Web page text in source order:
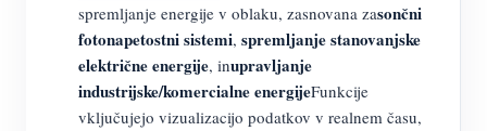
spremljanje energije v oblaku, zasnovana zasončni
fotonapetostni sistemi, spremljanje stanovanjske
električne energije, inupravljanje
industrijske/komercialne energijeFunkcije
vključujejo vizualizacijo podatkov v realnem času,